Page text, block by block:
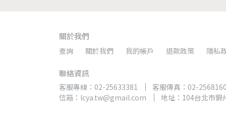
關於我們
查詢 關於我們 我的帳戶 退款政策 隱私
聯絡資訊
客服專線：02-25633381
客服傳真：02-
信箱：lcya.tw@gmail.com
地址：104台北市錦